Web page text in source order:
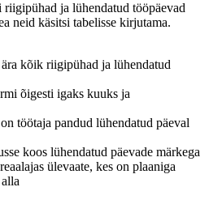
ja lühendatud tööpäevad
neid käsitsi tabelisse kirjutama.
kõik riigipühad ja lühendatud
õigesti igaks kuuks ja
töötaja pandud lühendatud päeval
koos lühendatud päevade märkega
ülevaate, kes on plaaniga